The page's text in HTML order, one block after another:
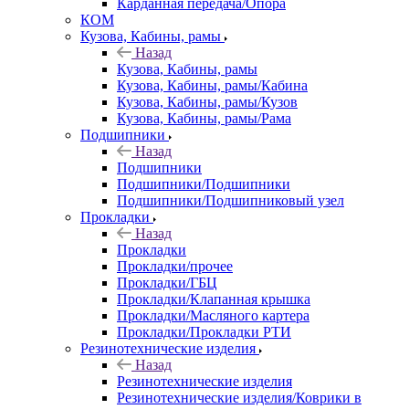
Карданная передача/Опора
КОМ
Кузова, Кабины, рамы
Назад
Кузова, Кабины, рамы
Кузова, Кабины, рамы/Кабина
Кузова, Кабины, рамы/Кузов
Кузова, Кабины, рамы/Рама
Подшипники
Назад
Подшипники
Подшипники/Подшипники
Подшипники/Подшипниковый узел
Прокладки
Назад
Прокладки
Прокладки/прочее
Прокладки/ГБЦ
Прокладки/Клапанная крышка
Прокладки/Масляного картера
Прокладки/Прокладки РТИ
Резинотехнические изделия
Назад
Резинотехнические изделия
Резинотехнические изделия/Коврики в